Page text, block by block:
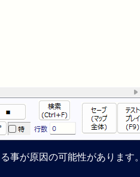
事が原因の可能性があります。